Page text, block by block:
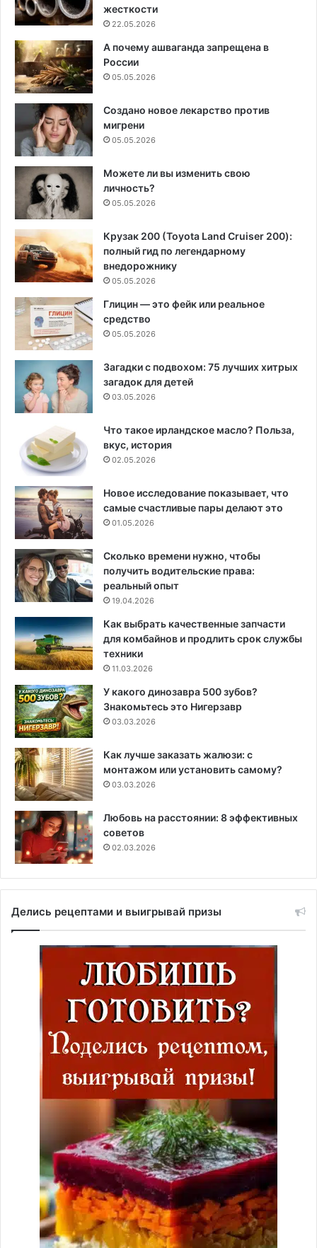
жесткости
22.05.2026
А почему ашваганда запрещена в
России
05.05.2026
Создано новое лекарство против
мигрени
05.05.2026
Можете ли вы изменить свою
личность?
05.05.2026
Крузак 200 (Toyota Land Cruiser 200):
полный гид по легендарному
внедорожнику
05.05.2026
Глицин — это фейк или реальное
средство
05.05.2026
Загадки с подвохом: 75 лучших хитрых
загадок для детей
03.05.2026
Что такое ирландское масло? Польза,
вкус, история
02.05.2026
Новое исследование показывает, что
самые счастливые пары делают это
01.05.2026
Сколько времени нужно, чтобы
получить водительские права:
реальный опыт
19.04.2026
Как выбрать качественные запчасти
для комбайнов и продлить срок службы
техники
11.03.2026
У какого динозавра 500 зубов?
Знакомьтесь это Нигерзавр
03.03.2026
Как лучше заказать жалюзи: с
монтажом или установить самому?
03.03.2026
Любовь на расстоянии: 8 эффективных
советов
02.03.2026
Делись рецептами и выигрывай призы